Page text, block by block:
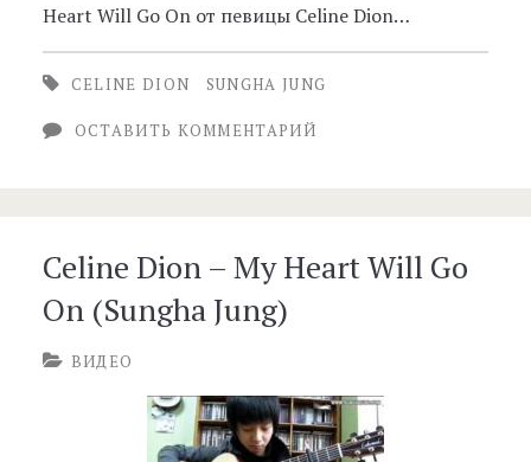
Heart Will Go On от певицы Celine Dion…
CELINE DION SUNGHA JUNG
ОСТАВИТЬ КОММЕНТАРИЙ
Celine Dion – My Heart Will Go
On (Sungha Jung)
ВИДЕО